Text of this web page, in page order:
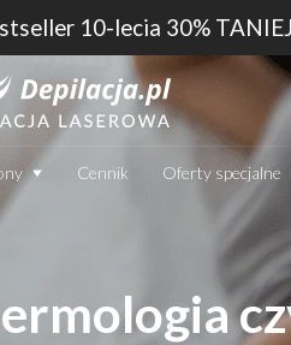
10-lecia 30%
Cennik Oferty specjalne